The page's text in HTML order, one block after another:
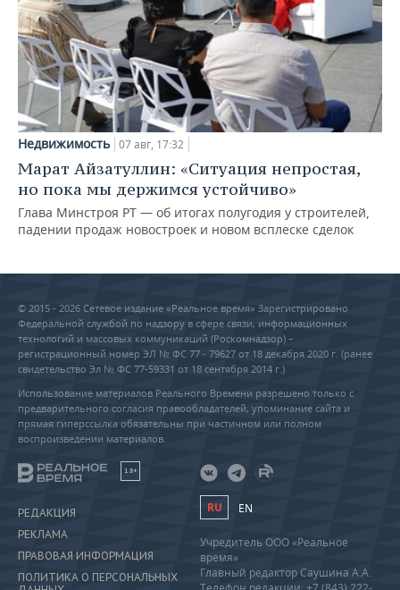
Недвижимость 07 авг, 17:32
Марат Айзатуллин: «Ситуация непростая,
но пока мы держимся устойчиво»
Глава Минстроя РТ — об итогах полугодия у строителей,
падении продаж новостроек и новом всплеске сделок
© 2015 - 2026 Сетевое издание «Реальное время» Зарегистрировано
Федеральной службой по надзору в сфере связи, информационных
технологий и массовых коммуникаций (Роскомнадзор) –
регистрационный номер ЭЛ № ФС 77 - 79627 от 18 декабря 2020 г. (ранее
свидетельство Эл № ФС 77-59331 от 18 сентября 2014 г.)
Использование материалов Реального Времени разрешено только с
предварительного согласия правообладателей, упоминание сайта и
прямая гиперссылка обязательны при частичном или полном
воспроизведении материалов.
18+
РЕДАКЦИЯ
РЕКЛАМА
ПРАВОВАЯ ИНФОРМАЦИЯ
ПОЛИТИКА О ПЕРСОНАЛЬНЫХ
RU EN
Учредитель ООО «Реальное
время»
Главный редактор Саушина А.А.